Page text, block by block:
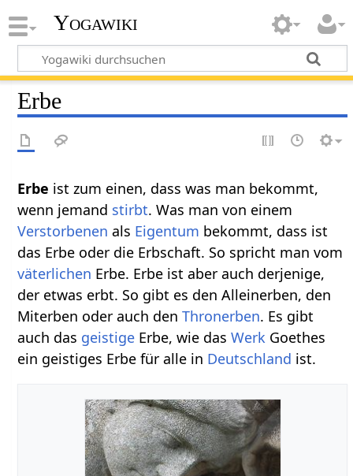
Yogawiki
Erbe
ist zum einen, dass was man bekommt,
wenn jemand stirbt. Was man von einem
Verstorbenen als Eigentum bekommt, dass ist
das Erbe oder die Erbschaft. So spricht man vom
väterlichen Erbe. Erbe ist aber auch derjenige,
der etwas erbt. So gibt es den Alleinerben, den
Miterben oder auch denThronerben. Es gibt
auch das geistige Erbe, wie dasWerk Goethes
ein geistiges Erbe für alle in Deutschland ist.